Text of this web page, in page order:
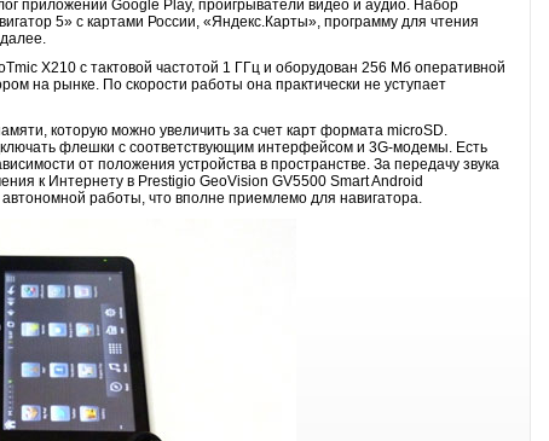
приложений Google Play, проигрыватели видео и аудио. Набор
5» с картами России, «Яндекс.Карты», программу для чтения
X210 с тактовой частотой 1 ГГц и оборудован 256 Мб оперативной
на рынке. По скорости работы она практически не уступает
которую можно увеличить за счет карт формата microSD.
флешки с соответствующим интерфейсом и 3G-модемы. Есть
от положения устройства в пространстве. За передачу звука
к Интернету в Prestigio GeoVision GV5500 Smart Android
работы, что вполне приемлемо для навигатора.